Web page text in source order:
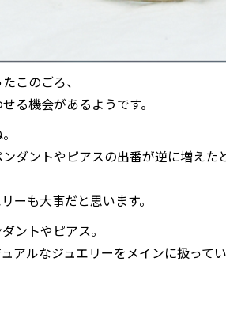
このごろ、
る機会があるようです。
ダントやピアスの出番が逆に増えた
ーも大事だと思います。
ントやピアス。
アルなジュエリーをメインに扱って